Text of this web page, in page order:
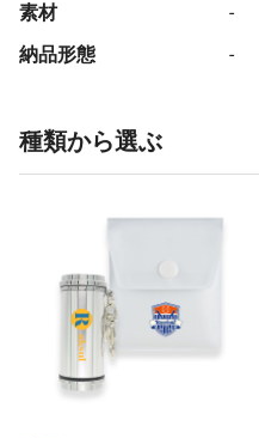
素材
-
納品形態
-
種類から選ぶ